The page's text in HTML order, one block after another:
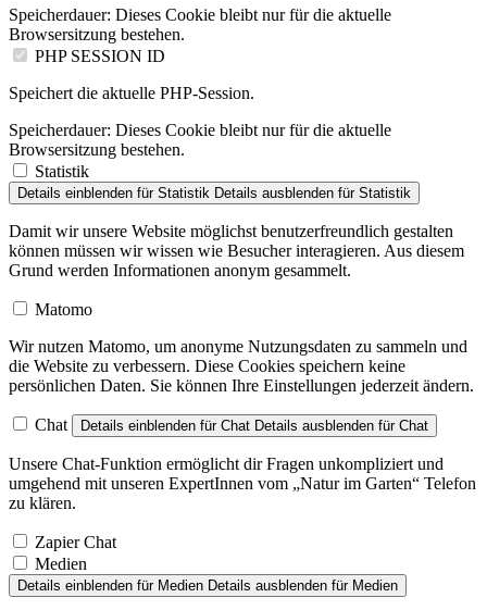
Browsersitzung bestehen.
PHP SESSION ID
Browsersitzung bestehen.
Statistik
Details einblenden
Damit wir unsere Website möglichst benutzerfreundlich gestalten
können müssen wir wissen wie Besucher interagieren. Aus diesem
Grund werden Informationen anonym gesammelt.
die Website zu verbessern. Diese Cookies speichern keine
persönlichen Daten. Sie können Ihre Einstellungen jederzeit ändern.
Unsere Chat-Funktion ermöglicht dir Fragen unkompliziert und
umgehend mit unseren ExpertInnen vom „Natur im Garten“ Telefon
zu klären.
Medien
Details einblenden
Um Veranstaltungsorte anzuzeigen, Dienste von Google Maps bzw.